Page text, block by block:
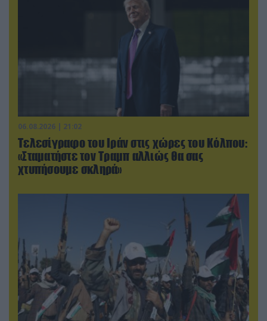
06.08.2026 | 21:02
Τελεσίγραφο του Ιράν στις χώρες του Κόλπου:
«Σταματήστε τον Τραμπ αλλιώς θα σας
χτυπήσουμε σκληρά»